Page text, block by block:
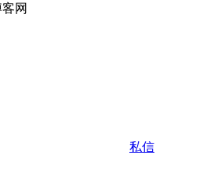
私信